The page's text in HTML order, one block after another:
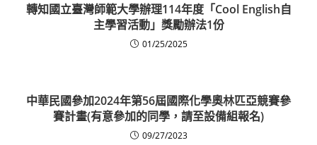
轉知國立臺灣師範大學辦理114年度「Cool English自
主學習活動」獎勵辦法1份
01/25/2025
中華民國參加2024年第56屆國際化學奧林匹亞競賽參
賽計畫(有意參加的同學，請至設備組報名)
09/27/2023